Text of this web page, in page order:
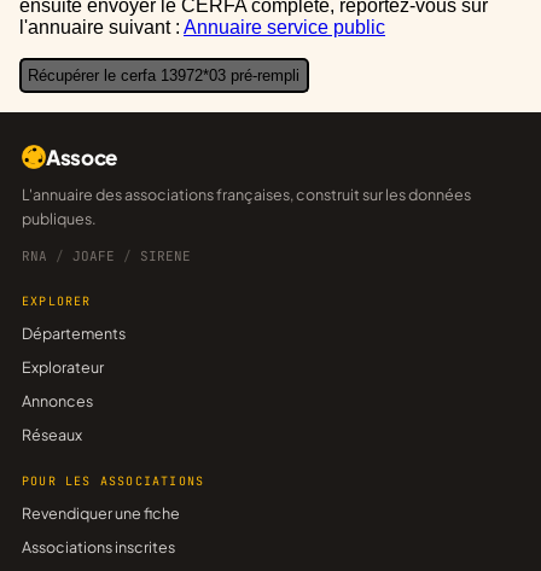
ensuite envoyer le CERFA completé, reportez-vous sur
l'annuaire suivant : Annuaire service public
Récupérer le cerfa 13972*03 pré-rempli
Assoce
L'annuaire des associations françaises, construit sur les données
publiques.
RNA / JOAFE / SIRENE
EXPLORER
Départements
Explorateur
Annonces
Réseaux
POUR LES ASSOCIATIONS
Revendiquer une fiche
Associations inscrites